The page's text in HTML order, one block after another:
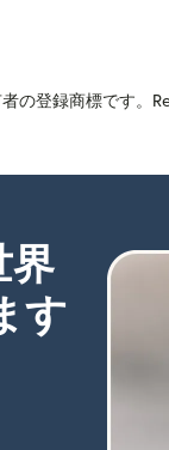
の登録商標です。
界
す
ウで開きます）
ドウで開きます）